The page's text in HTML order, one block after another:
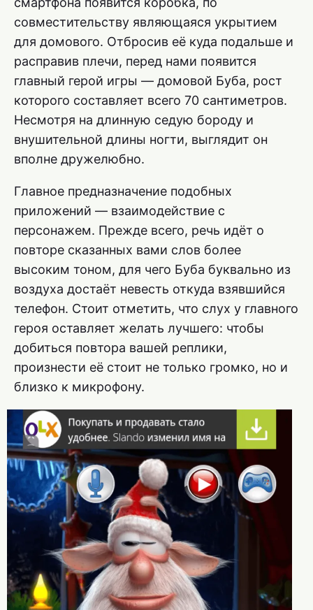
совместительству являющаяся укрытием
для домового. Отбросив её куда подальше и
расправив плечи, перед нами появится
главный герой игры — домовой Буба, рост
которого составляет всего 70 сантиметров.
Несмотря на длинную седую бороду и
внушительной длины ногти, выглядит он
вполне дружелюбно.
Главное предназначение подобных
приложений — взаимодействие с
персонажем. Прежде всего, речь идёт о
повторе сказанных вами слов более
высоким тоном, для чего Буба буквально из
воздуха достаёт невесть откуда взявшийся
телефон. Стоит отметить, что слух у главного
героя оставляет желать лучшего: чтобы
добиться повтора вашей реплики,
произнести её стоит не только громко, но и
близко к микрофону.